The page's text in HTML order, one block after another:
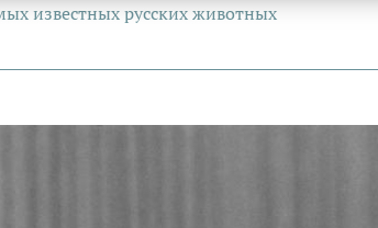
известных русских животных